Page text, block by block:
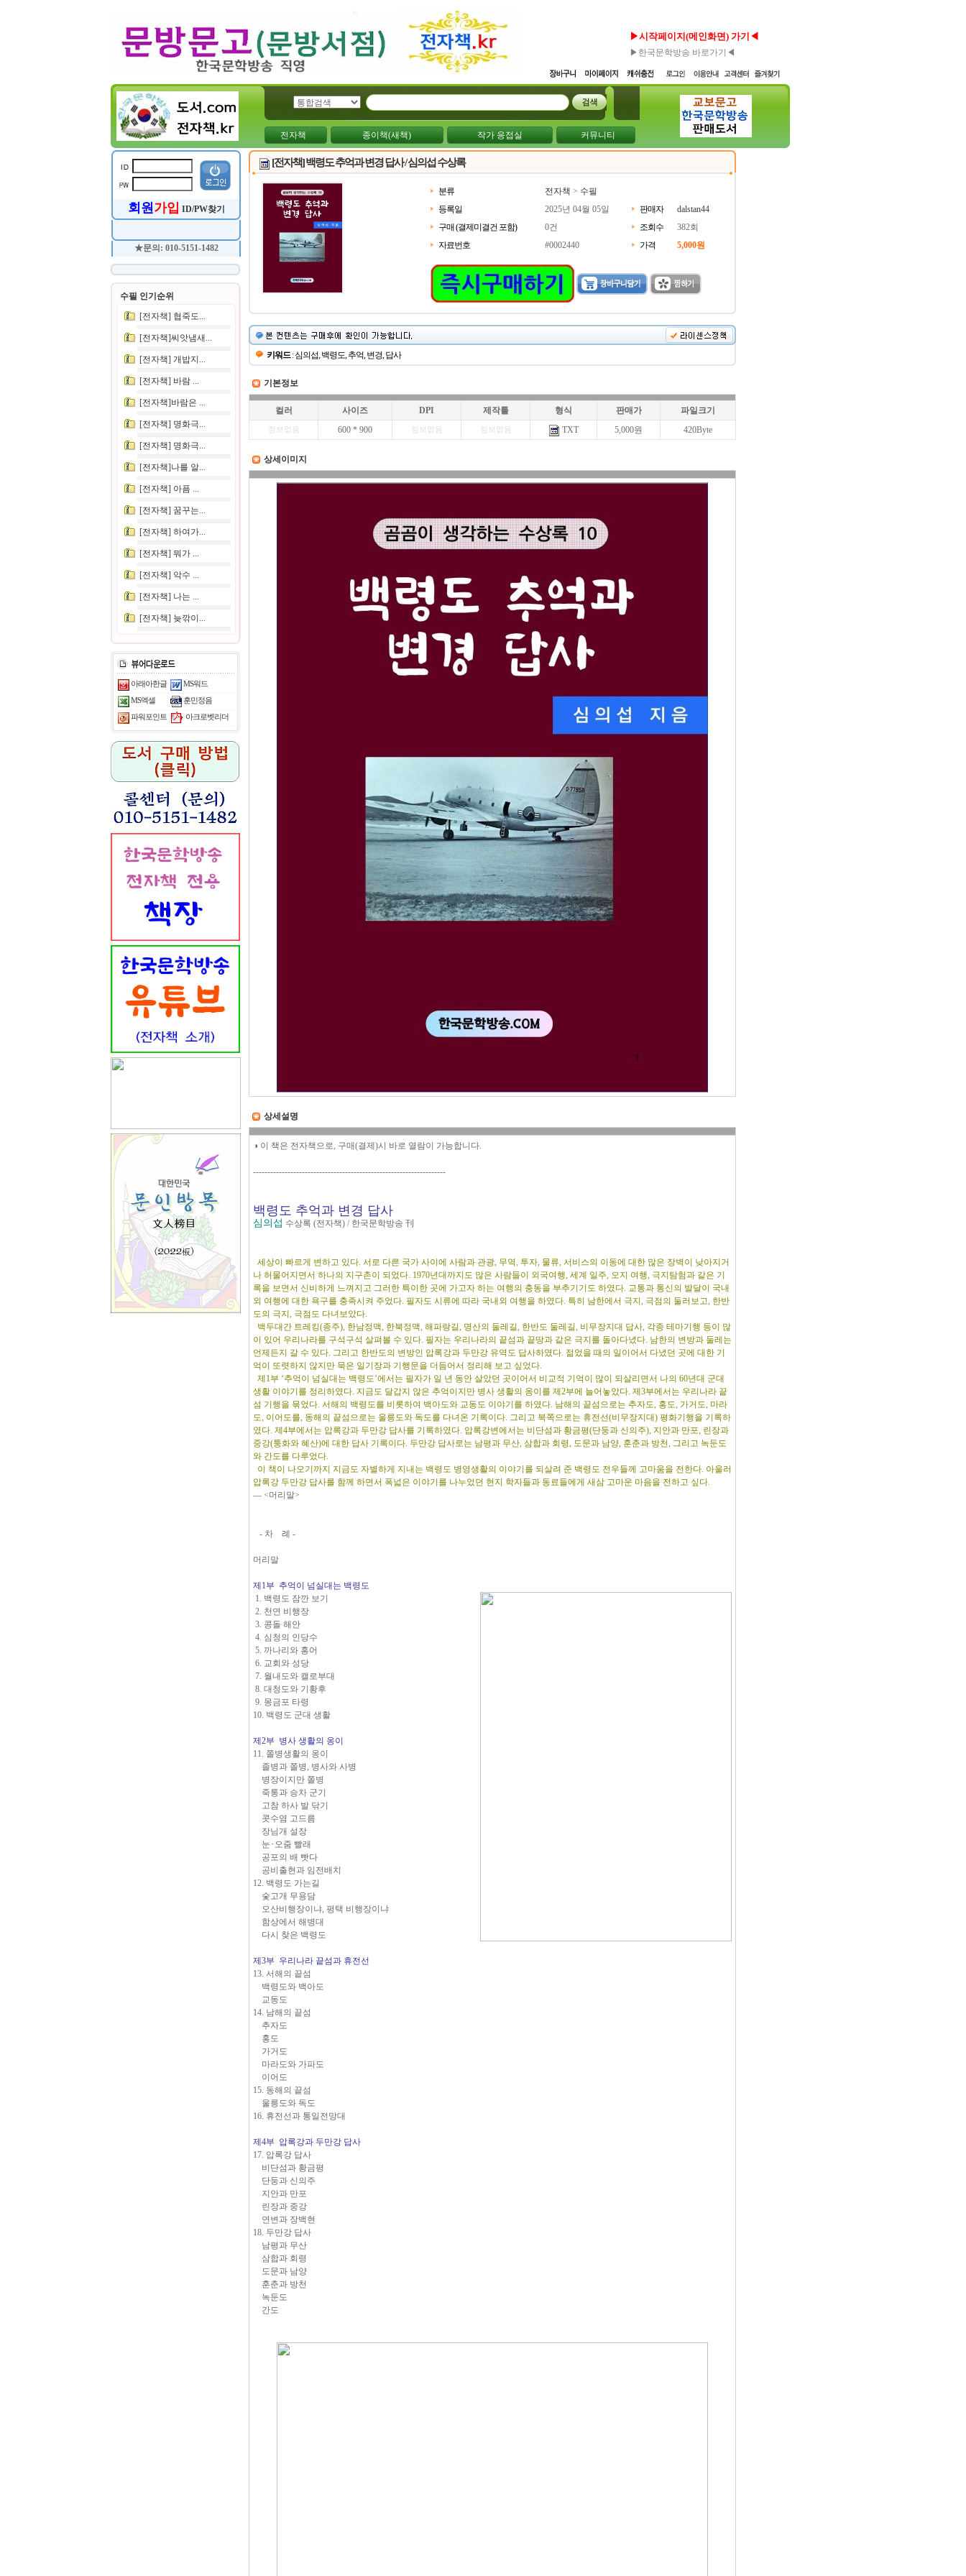
▶시작페이지(메인화면) 가기◀
▶한국문학방송 바로가기◀
전자책 종이책(새책) 작가 응접실 커뮤니티
회원가입 ID/PW찾기
★문의: 010-5151-1482
수필 인기순위
[전자책] 협죽도...
[전자책]씨앗냄새...
[전자책] 개밥지...
[전자책] 바람 ...
[전자책]바람은 ...
[전자책] 명화극...
[전자책] 명화극...
[전자책]나를 알...
[전자책] 아픔 ...
[전자책] 꿈꾸는...
[전자책] 하여가...
[전자책] 뭐가 ...
[전자책] 악수 ...
[전자책] 나는 ...
[전자책] 늦깎이...
아래아한글 MS워드
MS엑셀 훈민정음
파워포인트 아크로벳리더
[전자책] 백령도 추억과 변경 답사 / 심의섭 수상록
분류 전자책 > 수필
등록일
2025년 04월 05일 판매자
dalstan44
구매 (결제미결건 포함)
0건 조회수
382회
자료번호
#0002440 가격 5,000원
키워드: 심의섭, 백령도, 추억, 변경, 답사
기본정보
컬러 사이즈 DPI 제작툴 형식 판매가 파일크기
정보없음 600 * 900 정보없음 정보없음 TXT 5,000원 420Byte
상세이미지
상세설명
◑ 이 책은 전자책으로, 구매(결제)시 바로 열람이 가능합니다.
-------------------------------------------------------------------
백령도 추억과 변경 답사
심의섭 수상록 (전자책) / 한국문학방송 刊
세상이 빠르게 변하고 있다. 서로 다른 국가 사이에 사람과 관광, 무역, 투자, 물류, 서비스의 이동에 대한 많은 장벽이 낮아지거
나 허물어지면서 하나의 지구촌이 되었다. 1970년대까지도 많은 사람들이 외국여행, 세계 일주, 오지 여행, 극지탐험과 같은 기
록을 보면서 신비하게 느껴지고 그러한 특이한 곳에 가고자 하는 여행의 충동을 부추기기도 하였다. 교통과 통신의 발달이 국내
외 여행에 대한 욕구를 충족시켜 주었다. 필자도 시류에 따라 국내외 여행을 하였다. 특히 남한에서 극지, 극점의 둘러보고, 한반
도의 극지, 극점도 다녀보았다.
백두대간 트레킹(종주), 한남정맥, 한북정맥, 해파랑길, 명산의 둘레길, 한반도 둘레길, 비무장지대 답사, 각종 테마기행 등이 많
이 있어 우리나라를 구석구석 살펴볼 수 있다. 필자는 우리나라의 끝섬과 끝땅과 같은 극지를 돌아다녔다. 남한의 변방과 둘레는
언제든지 갈 수 있다. 그리고 한반도의 변방인 압록강과 두만강 유역도 답사하였다. 젊었을 때의 일이어서 다녔던 곳에 대한 기
억이 또렷하지 않지만 묵은 일기장과 기행문을 더듬어서 정리해 보고 싶었다.
제1부 ‘추억이 넘실대는 백령도’에서는 필자가 일 년 동안 살았던 곳이어서 비교적 기억이 많이 되살리면서 나의 60년대 군대
생활 이야기를 정리하였다. 지금도 달갑지 않은 추억이지만 병사 생활의 옹이를 제2부에 늘어놓았다. 제3부에서는 우리나라 끝
섬 기행을 묶었다. 서해의 백령도를 비롯하여 백아도와 교동도 이야기를 하였다. 남해의 끝섬으로는 추자도, 홍도, 가거도, 마라
도, 이어도를, 동해의 끝섬으로는 울릉도와 독도를 다녀온 기록이다. 그리고 북쪽으로는 휴전선(비무장지대) 평화기행을 기록하
였다. 제4부에서는 압록강과 두만강 답사를 기록하였다. 압록강변에서는 비단섬과 황금평(단둥과 신의주), 지안과 만포, 린장과
중강(퉁화와 혜산)에 대한 답사 기록이다. 두만강 답사로는 남평과 무산, 삼합과 회령, 도문과 남양, 훈춘과 방천, 그리고 녹둔도
와 간도를 다루었다.
이 책이 나오기까지 지금도 자별하게 지내는 백령도 병영생활의 이야기를 되살려 준 백령도 전우들께 고마움을 전한다. 아울러
압록강 두만강 답사를 함께 하면서 폭넓은 이야기를 나누었던 현지 학자들과 동료들에게 새삼 고마운 마음을 전하고 싶다.
― <머리말>
- 차 례 -
머리말
제1부 추억이 넘실대는 백령도
1. 백령도 잠깐 보기
2. 천연 비행장
3. 콩돌 해안
4. 심청의 인당수
5. 까나리와 홍어
6. 교회와 성당
7. 월내도와 캘로부대
8. 대청도와 기황후
9. 몽금포 타령
10. 백령도 군대 생활
제2부 병사 생활의 옹이
11. 쫄병생활의 옹이
졸병과 쫄병, 병사와 사병
병장이지만 쫄병
죽통과 승차 군기
고참 하사 발 닦기
콧수염 고드름
장님개 설장
눈･오줌 빨래
공포의 배 빳다
공비출현과 임전배치
12. 백령도 가는길
숯고개 무용담
오산비행장이냐, 평택 비행장이냐
함상에서 해병대
다시 찾은 백령도
제3부 우리나라 끝섬과 휴전선
13. 서해의 끝섬
백령도와 백아도
교동도
14. 남해의 끝섬
추자도
홍도
가거도
마라도와 가파도
이어도
15. 동해의 끝섬
울릉도와 독도
16. 휴전선과 통일전망대
제4부 압록강과 두만강 답사
17. 압록강 답사
비단섬과 황금평
단둥과 신의주
지안과 만포
린장과 중강
연변과 장백현
18. 두만강 답사
남평과 무산
삼합과 회령
도문과 남양
훈춘과 방천
녹둔도
간도